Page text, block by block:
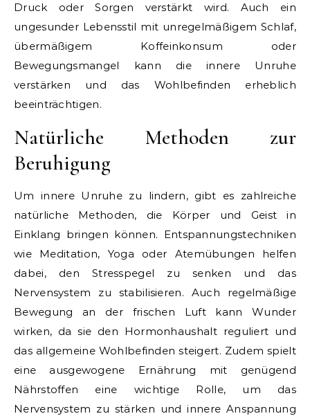
Druck oder Sorgen verstärkt wird. Auch ein
ungesunder Lebensstil mit unregelmäßigem Schlaf,
übermäßigem Koffeinkonsum oder
Bewegungsmangel kann die innere Unruhe
verstärken und das Wohlbefinden erheblich
beeinträchtigen.
Natürliche Methoden zur
Beruhigung
Um innere Unruhe zu lindern, gibt es zahlreiche
natürliche Methoden, die Körper und Geist in
Einklang bringen können. Entspannungstechniken
wie Meditation, Yoga oder Atemübungen helfen
dabei, den Stresspegel zu senken und das
Nervensystem zu stabilisieren. Auch regelmäßige
Bewegung an der frischen Luft kann Wunder
wirken, da sie den Hormonhaushalt reguliert und
das allgemeine Wohlbefinden steigert. Zudem spielt
eine ausgewogene Ernährung mit genügend
Nährstoffen eine wichtige Rolle, um das
Nervensystem zu stärken und innere Anspannung